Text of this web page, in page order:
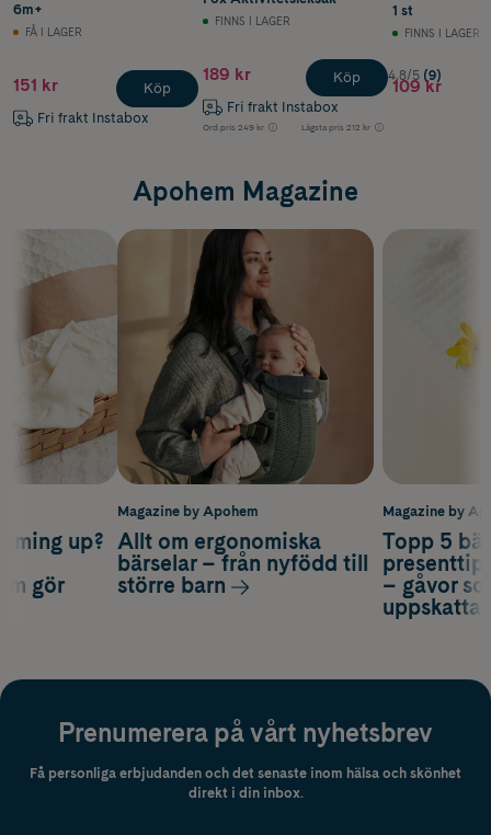
6m+
FÅ I LAGER
151 kr
Fri frakt Instabox
Köp
FINNS I LAGER
189 kr
Fri frakt Instabox
Ord.pris 249 kr Lägsta pris 212 kr
Köp
1 st
FINNS I LAGER
4.8/5 (9)
109 kr
Apohem Magazine
Magazine by
Topp 5
– gåvor
up?
gör
Magazine by Apohem
Allt om ergonomiska
bärselar – från nyfödd till
större barn
Prenumerera på vårt nyhetsbrev
Få personliga erbjudanden och det senaste inom hälsa och skönhet
direkt i din inbox.